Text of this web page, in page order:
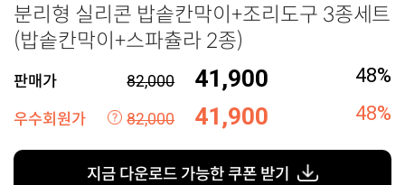
분리형 실리콘 밥솥칸막이+조리도구 3종세트
(밥솥칸막이+스파츌라 2종)
판매가 82,000 41,900 48%
우수회원가 82,000 41,900 48%
지금 다운로드 가능한 쿠폰 받기